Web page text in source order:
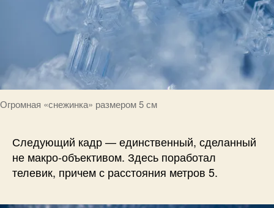
Огромная «снежинка» размером 5 см
Следующий кадр — единственный, сделанный
не макро-объективом. Здесь поработал
телевик, причем с расстояния метров 5.